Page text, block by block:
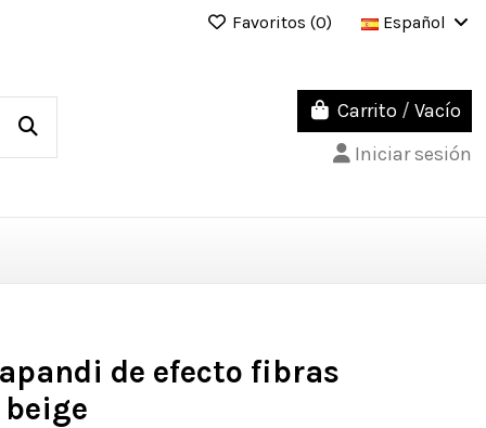
Favoritos (0) Español
Carrito / Vacío
Iniciar sesión
de efecto fibras